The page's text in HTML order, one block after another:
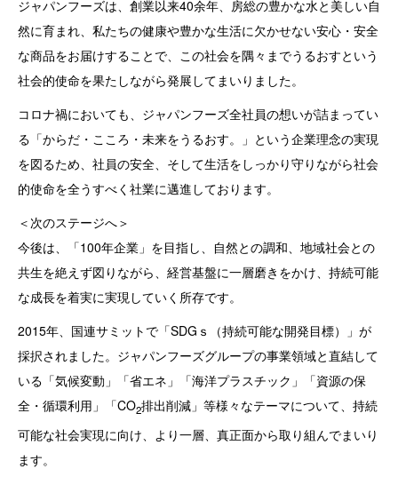
ジャパンフーズは、創業以来40余年、房総の豊かな水と美しい自
然に育まれ、私たちの健康や豊かな生活に欠かせない安心・安全
な商品をお届けすることで、この社会を隅々までうるおすという
社会的使命を果たしながら発展してまいりました。
コロナ禍においても、ジャパンフーズ全社員の想いが詰まってい
る「からだ・こころ・未来をうるおす。」という企業理念の実現
を図るため、社員の安全、そして生活をしっかり守りながら社会
的使命を全うすべく社業に邁進しております。
＜次のステージへ＞
今後は、「100年企業」を目指し、自然との調和、地域社会との
共生を絶えず図りながら、経営基盤に一層磨きをかけ、持続可能
な成長を着実に実現していく所存です。
2015年、国連サミットで「SDGｓ（持続可能な開発目標）」が
採択されました。ジャパンフーズグループの事業領域と直結して
いる「気候変動」「省エネ」「海洋プラスチック」「資源の保
全・循環利用」「CO2排出削減」等様々なテーマについて、持続
可能な社会実現に向け、より一層、真正面から取り組んでまいり
ます。